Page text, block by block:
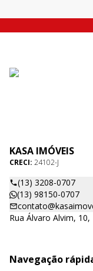
KASA IMÓVEIS
CRECI: 24102-J
(13) 3208-0707
(13) 98150-0707
Rua Álvaro Alvim,
Navegação